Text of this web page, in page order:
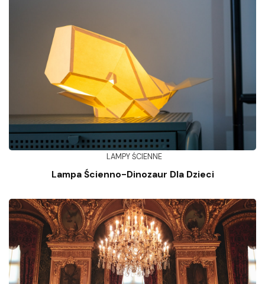
LAMPY ŚCIENNE
Lampa Ścienno-Dinozaur Dla Dzieci